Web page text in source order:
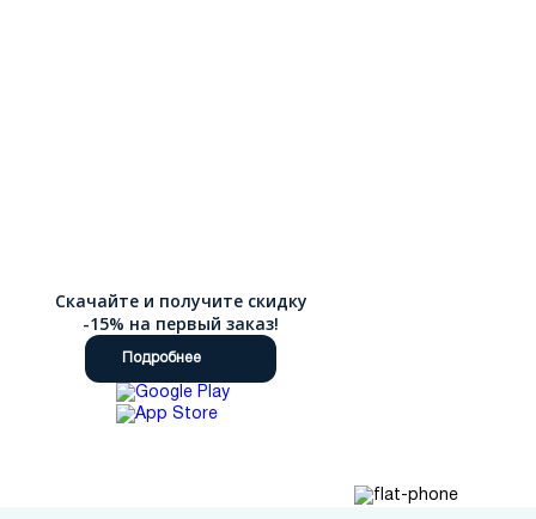
Скачайте и получите скидку
-15% на первый заказ!
Подробнее